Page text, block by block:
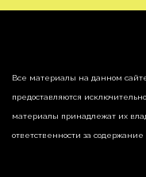
Все материалы на данном
предоставляются
материалы принадлежат их
ответственности за